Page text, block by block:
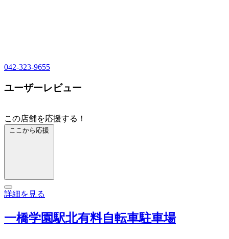
042-323-9655
ユーザーレビュー
この店舗を応援する！
ここから応援
詳細を見る
一橋学園駅北有料自転車駐車場